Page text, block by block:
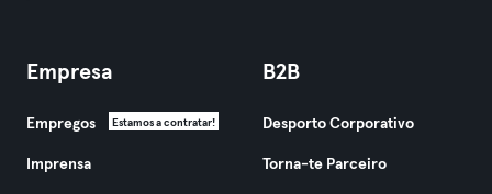
Empresa
Empregos Estamos a contratar!
Imprensa
B2B
Desporto Corporativo
Torna-te Parceiro